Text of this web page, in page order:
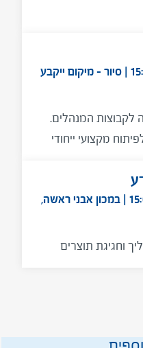
יום ג | 29.12.2026 | 09:30 - 15:30 | סיור - מיקום ייקבע
לקבוצות המנהלים.
מקצועי ייחודי
יום ד | 20.01.2027 | 12:00 - 15:00 | במכון אבני ראשה,
וחגיגת תוצרים